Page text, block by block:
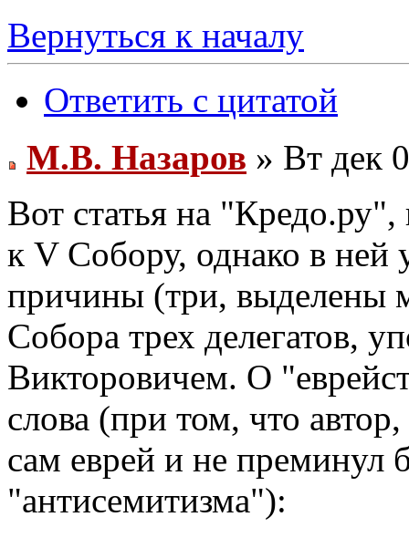
Вернуться к началу
Ответить с цитатой
М.В. Назаров » Вт дек
Вот статья на "Кредо.ру",
к V Собору, однако в ней
причины (три, выделены
Собора трех делегатов,
Викторовичем. О
слова (при том, что
сам еврей и не преминул
"антисемитизма"):